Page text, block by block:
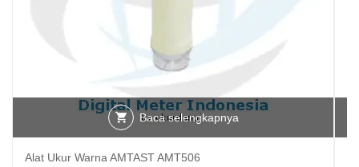
Baca selengkapnya
Alat Ukur Warna AMTAST AMT506